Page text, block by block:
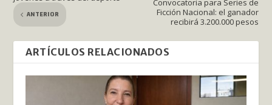
ANTERIOR
Convocatoria para Series de
Ficción Nacional: el ganador
recibirá 3.200.000 pesos
ARTÍCULOS RELACIONADOS